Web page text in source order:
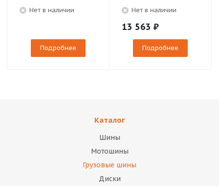
Нет в наличии
Подробнее
Нет в наличии
13 563 ₽
Подробнее
Каталог
Шины
Мотошины
Грузовые шины
Диски